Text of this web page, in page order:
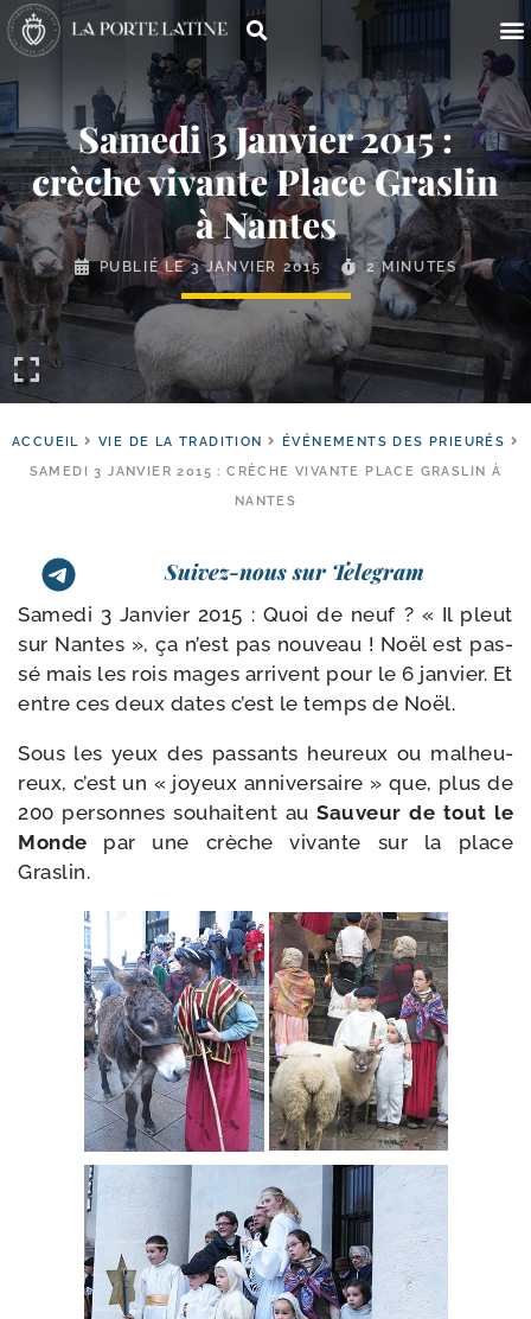
Samedi 3 Janvier 2015 :
crèche vivante Place Graslin
à Nantes
PUBLIÉ LE3 JANVIER 2015 2 MINUTES
ACCUEIL VIE DE LA TRADITION
ÉVÉNEMENTS DES PRIEURÉS
SAMEDI 3 JANVIER 2015 : CRÈCHE VIVANTE PLACE GRASLIN À
NANTES
Suivez-nous sur Telegram
Samedi 3 Janvier 2015 : Quoi de neuf ? « Il pleut
sur Nantes », ça n’est pas nou­veau ! Noël est pas­
sé mais les rois mages arrivent pour le 6 jan­vier. Et
entre ces deux dates c’est le temps de Noël.
Sous les yeux des pas­sants heu­reux ou mal­heu­
reux, c’est un « joyeux anni­ver­saire » que, plus de
200 per­sonnes sou­haitent au Sauveur de tout le
Monde par une crèche vivante sur la place
Graslin.